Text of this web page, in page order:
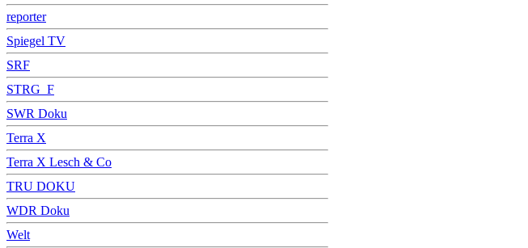
reporter
Spiegel TV
SRF
STRG_F
SWR Doku
Terra X
Terra X Lesch & Co
TRU DOKU
WDR Doku
Welt